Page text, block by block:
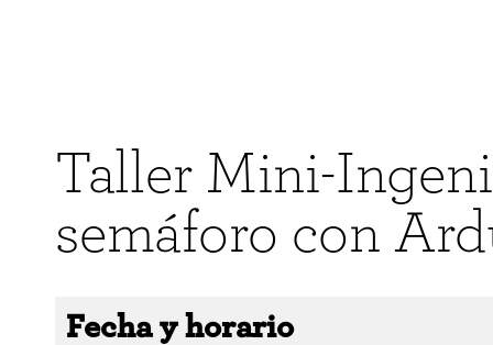
Taller Mini-
semáforo con
Fecha y horario